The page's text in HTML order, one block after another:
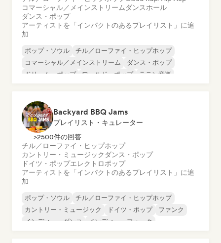
コマーシャル／メインストリーム ダンスホール
ダンス・ポップ
アーティストを「インパクトのあるプレイリスト」に追
加
ポップ・ソウル
チル／ローファイ・ヒップホップ
コマーシャル／メインストリーム
ダンス・ポップ
ドリーム・ポップ
ワールド・ポップ
ラテン音楽
Backyard BBQ Jams
プレイリスト・キュレーター
>2500件の回答
チル／ローファイ・ヒップホップ
カントリー・ミュージック ダンス・ポップ
ドイツ・ポップエレクトロポップ
アーティストを「インパクトのあるプレイリスト」に追
加
ポップ・ソウル
チル／ローファイ・ヒップホップ
カントリー・ミュージック
ドイツ・ポップ
ファンク
インディー・ダンス
インディー・フォーク